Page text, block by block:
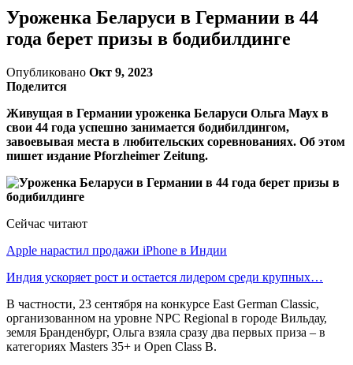
Уроженка Беларуси в Германии в 44
года берет призы в бодибилдинге
Опубликовано Окт 9, 2023
Поделится
Живущая в Германии уроженка Беларуси Ольга Маух в
свои 44 года успешно занимается бодибилдингом,
завоевывая места в любительских соревнованиях. Об этом
пишет издание Pforzheimer Zeitung.
Сейчас читают
Apple нарастил продажи iPhone в Индии
Индия ускоряет рост и остается лидером среди крупных…
В частности, 23 сентября на конкурсе East German Classic,
организованном на уровне NPC Regional в городе Вильдау,
земля Бранденбург, Ольга взяла сразу два первых приза – в
категориях Masters 35+ и Open Class B.